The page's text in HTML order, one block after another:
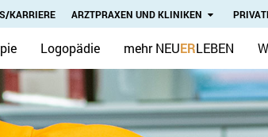
KARRIERE ARZTPRAXEN UND KLINIKEN
Logopädie mehr NEUERLEBEN